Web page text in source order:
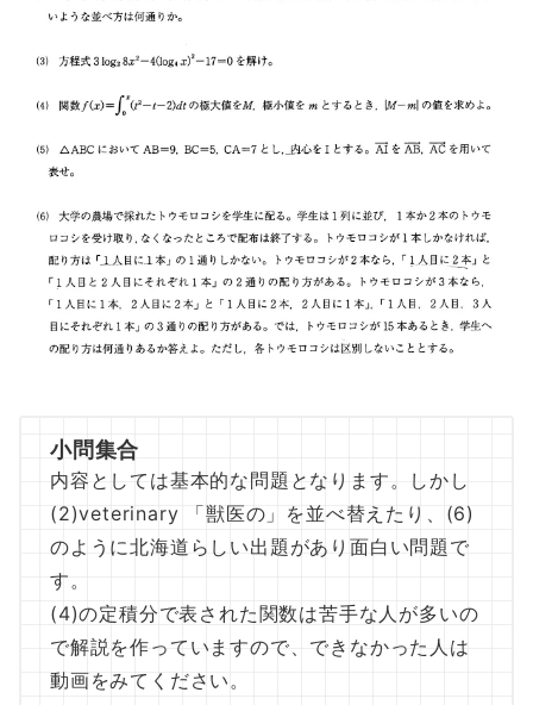
小問集合
内容としては基本的な問題となります。しかし
(2)veterinary 「獣医の」を並べ替えたり、(6)
のように北海道らしい出題があり面白い問題で
す。
(4)の定積分で表された関数は苦手な人が多いの
で解説を作っていますので、できなかった人は
動画をみてください。